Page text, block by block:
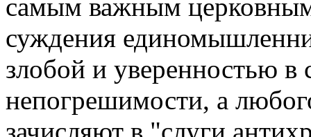
самым важным
суждения
злобой и уверенностью в
непогрешимости, а
зачисляют в "слуги